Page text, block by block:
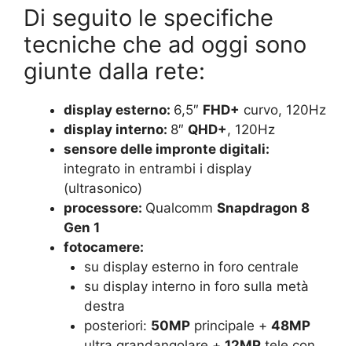
Di seguito le specifiche
tecniche che ad oggi sono
giunte dalla rete:
display esterno: 6,5″ FHD+ curvo, 120Hz
display interno: 8″ QHD+, 120Hz
sensore delle impronte digitali:
integrato in entrambi i display
(ultrasonico)
processore: Qualcomm Snapdragon 8
Gen 1
fotocamere:
su display esterno in foro centrale
su display interno in foro sulla metà
destra
posteriori: 50MPprincipale + 48MP